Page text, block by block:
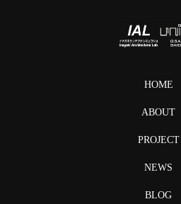
HOME
ABOUT
PROJECT
NEWS
BLOG